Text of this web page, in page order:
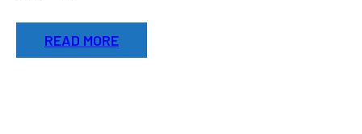
READ MORE